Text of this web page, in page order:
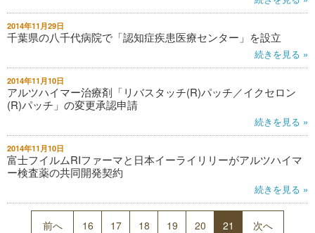
2014年11月29日
千葉県の八千代病院で「認知症疾患医療センター」を設立
続きを見る »
2014年11月10日
アルツハイマー治療剤「リバスタッチ(R)パッチ／イクセロン
(R)パッチ」の変更承認申請
続きを見る »
2014年11月10日
富士フイルムRIファーマと日本イーライリリーがアルツハイマ
ー検査薬の共同開発契約
続きを見る »
前へ 16 17 18 19 20 21 次へ